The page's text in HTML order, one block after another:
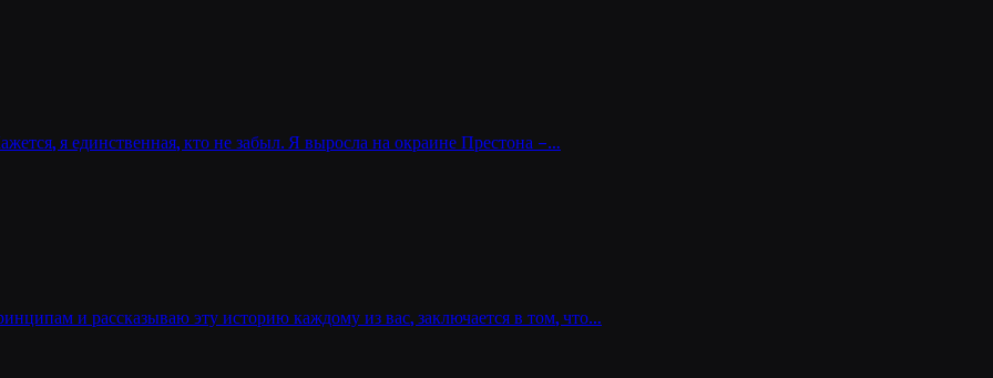
я единственная, кто не забыл. Я выросла на окраине Престона –…
и рассказываю эту историю каждому из вас, заключается в том, что…